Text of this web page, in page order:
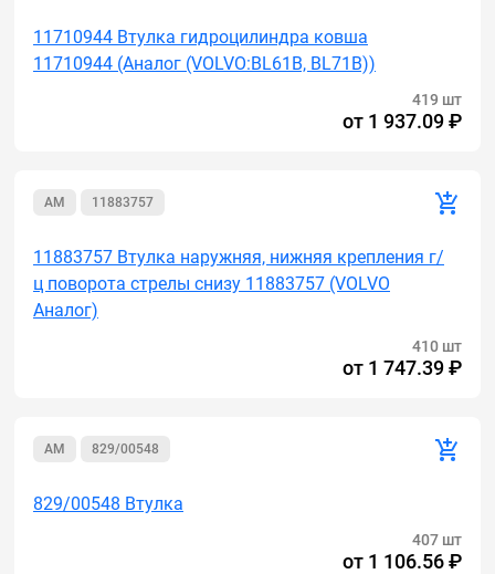
11710944 Втулка гидроцилиндра ковша
11710944 (Аналог (VOLVO:BL61B, BL71B))
419 шт
от 1 937.09 ₽
AM 11883757
11883757 Втулка наружняя, нижняя крепления г/
ц поворота стрелы снизу 11883757 (VOLVO
Аналог)
410 шт
от 1 747.39 ₽
AM 829/00548
829/00548 Втулка
407 шт
от 1 106.56 ₽